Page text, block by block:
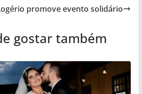
promove evento solidário
gostar também